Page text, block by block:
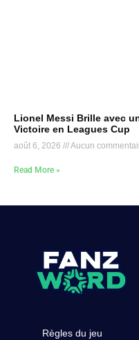
Lionel Messi Brille avec
Victoire en Leagues Cup
août 6, 2026 Aucun
Read More »
Règles du jeu